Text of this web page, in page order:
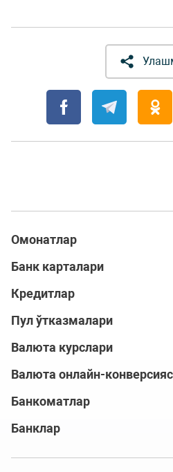
Омонатлар
Банк карталари
Кредитлар
Пул ўтказмалари
Валюта курслари
Валюта онлайн-
Банкоматлар
Банклар